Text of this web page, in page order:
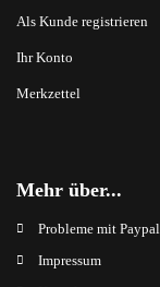
Als Kunde registrieren
Ihr Konto
Merkzettel
Mehr über...
Probleme mit Paypal
Impressum